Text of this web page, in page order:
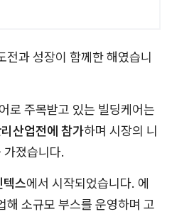
과 성장이 함께한 해였습니
로 주목받고 있는 빌딩케어는
산업전에 참가하며 시장의 니
졌습니다.
스에서 시작되었습니다. 에
해 소규모 부스를 운영하며 고